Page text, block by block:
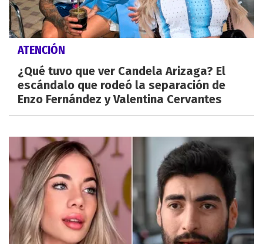
ATENCIÓN
¿Qué tuvo que ver Candela Arizaga? El
escándalo que rodeó la separación de
Enzo Fernández y Valentina Cervantes